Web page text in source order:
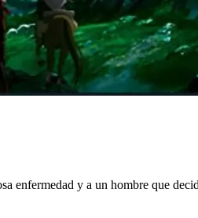
enfermedad y a un hombre que